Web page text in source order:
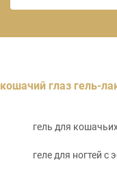
кошачий глаз гель-
гель для
геле для ногтей